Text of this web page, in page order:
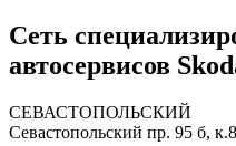
Сеть
автосервисов
СЕВАСТОПОЛЬСКИЙ
Севастопольский пр. 95 б, к.8